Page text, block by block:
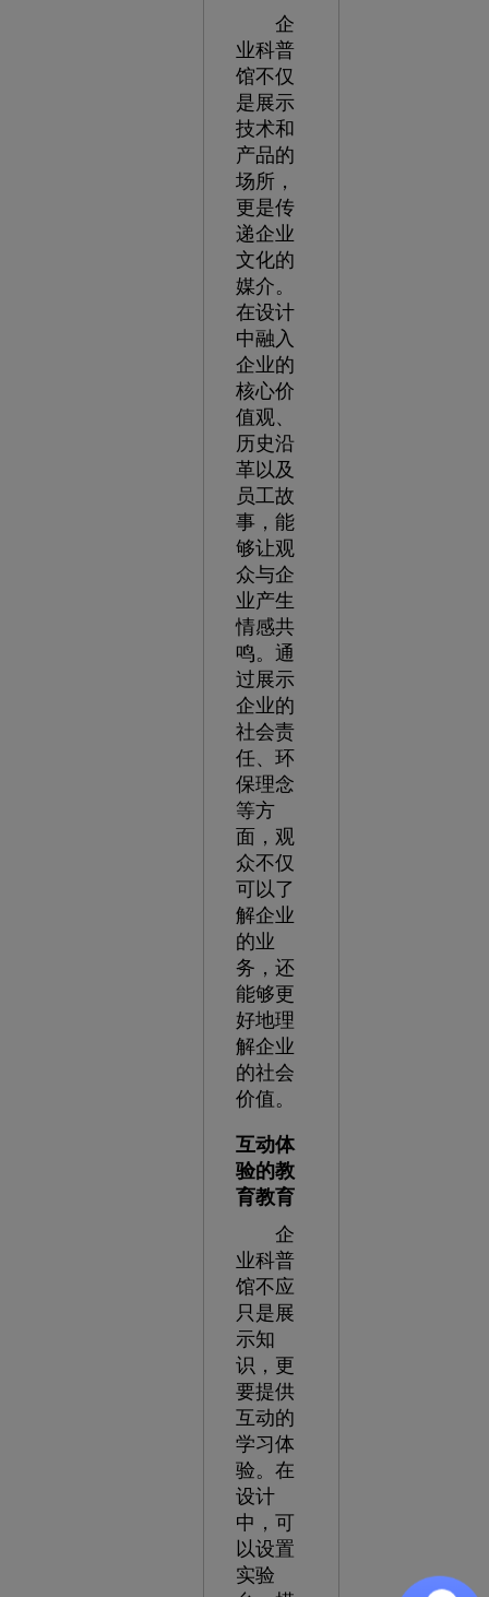
企
业科普
馆不仅
是展示
技术和
产品的
场所，
更是传
递企业
文化的
媒介。
在设计
中融入
企业的
核心价
值观、
历史沿
革以及
员工故
事，能
够让观
众与企
业产生
情感共
鸣。通
过展示
企业的
社会责
任、环
保理念
等方
面，观
众不仅
可以了
解企业
的业
务，还
能够更
好地理
解企业
的社会
价值。
互动体
验的教
育教育
企
业科普
馆不应
只是展
示知
识，更
要提供
互动的
学习体
验。在
设计
中，可
以设置
实验